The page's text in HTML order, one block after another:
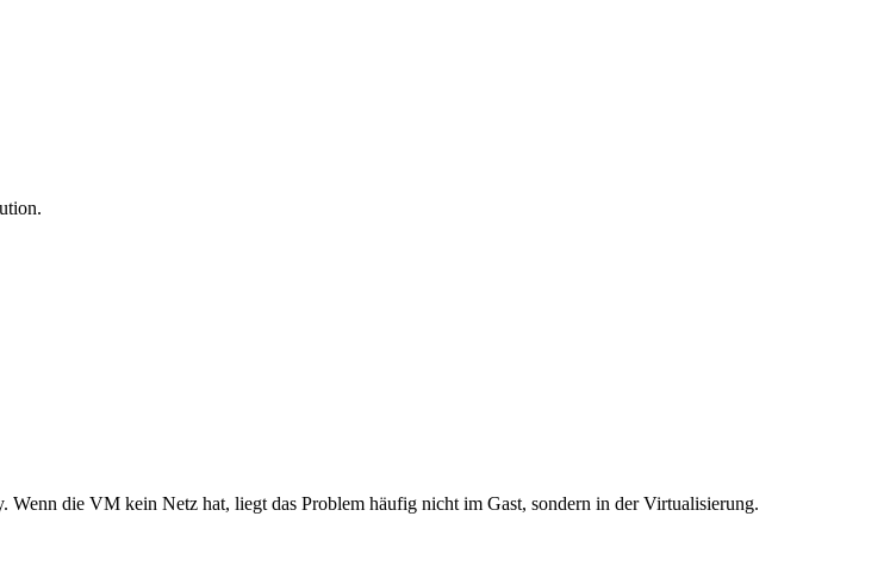
die VM kein Netz hat, liegt das Problem häufig nicht im Gast, sondern in der Virtualisierung.